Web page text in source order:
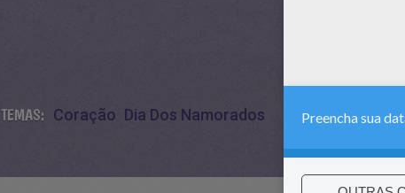
TEMAS: Coração Dia Dos Namorados